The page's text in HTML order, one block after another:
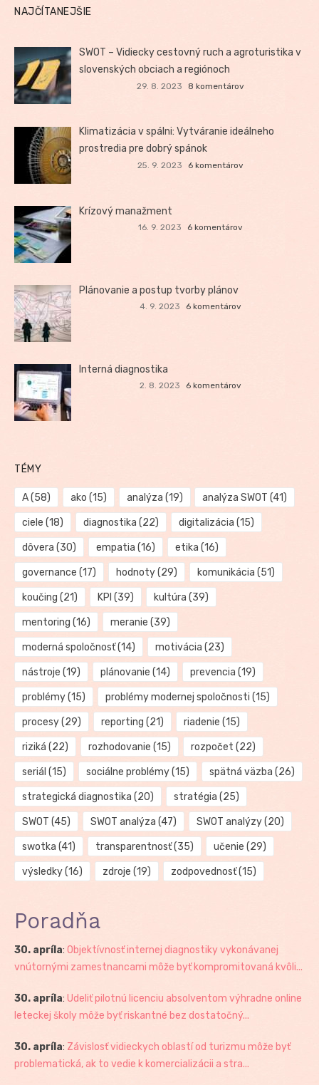
NAJČÍTANEJŠIE
SWOT – Vidiecky cestovný ruch a agroturistika v
slovenských obciach a regiónoch
29. 8. 2023 8 komentárov
Klimatizácia v spálni: Vytváranie ideálneho
prostredia pre dobrý spánok
25. 9. 2023 6 komentárov
Krízový manažment
16. 9. 2023 6 komentárov
Plánovanie a postup tvorby plánov
4. 9. 2023 6 komentárov
Interná diagnostika
2. 8. 2023 6 komentárov
TÉMY
A(58) ako (15) analýza (19) analýza SWOT (41)
ciele (18) diagnostika (22) digitalizácia (15)
dôvera (30) empatia (16) etika (16)
governance (17) hodnoty(29) komunikácia (51)
koučing (21) KPI (39) kultúra (39)
mentoring (16) meranie (39)
moderná spoločnosť(14) motivácia (23)
nástroje (19) plánovanie (14) prevencia (19)
problémy(15) problémy modernej spoločnosti (15)
procesy(29) reporting (21) riadenie (15)
riziká (22) rozhodovanie (15) rozpočet (22)
seriál (15) sociálne problémy(15) spätná väzba (26)
strategická diagnostika (20) stratégia (25)
SWOT (45) SWOT analýza (47) SWOT analýzy(20)
swotka (41) transparentnosť(35) učenie (29)
výsledky(16) zdroje (19) zodpovednosť(15)
Poradňa
30. apríla: Objektívnosť internej diagnostiky vykonávanej
vnútornými zamestnancami môže byť kompromitovaná kvôli...
30. apríla: Udeliť pilotnú licenciu absolventom výhradne online
leteckej školy môže byť riskantné bez dostatočný...
30. apríla: Závislosť vidieckych oblastí od turizmu môže byť
problematická, ak to vedie k komercializácii a stra...